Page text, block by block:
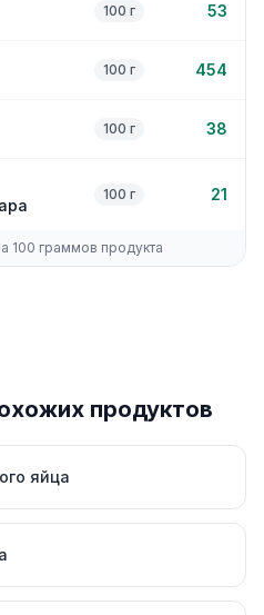
100 г 53
100 г 454
100 г 38
100 г 21
100 граммов продукта
продуктов
яйца